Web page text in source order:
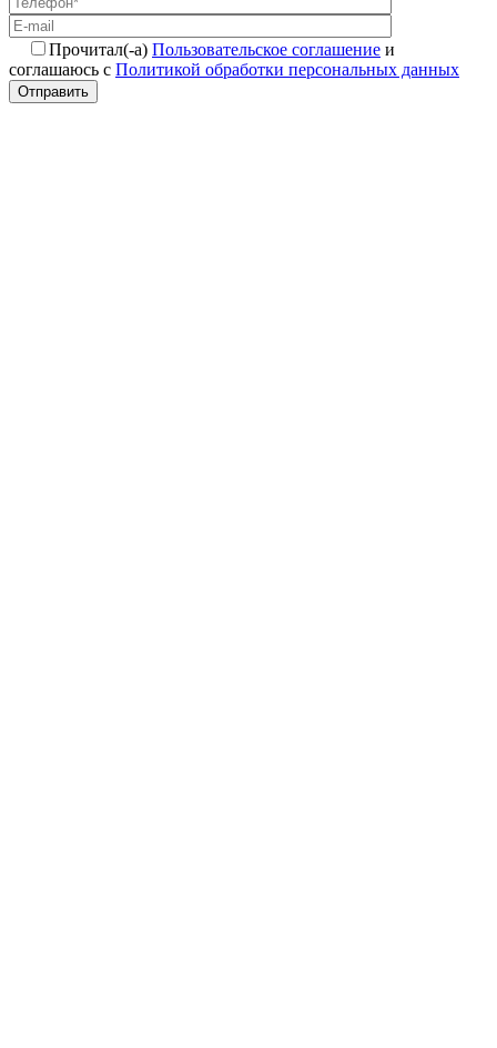
Прочитал(-а) Пользовательское соглашение и
соглашаюсь с Политикой обработки персональных данных
Отправить